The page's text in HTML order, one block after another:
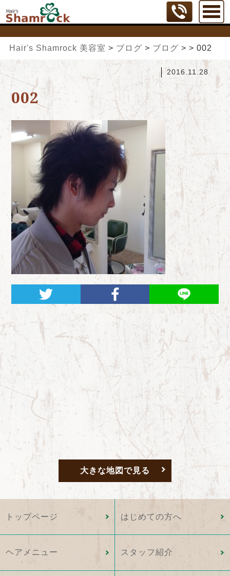
Hair's Shamrock 美容室 > ブログ > ブログ > > 002
2016.11.28
002
大きな地図で見る
トップページ はじめての方へ
ヘアメニュー スタッフ紹介